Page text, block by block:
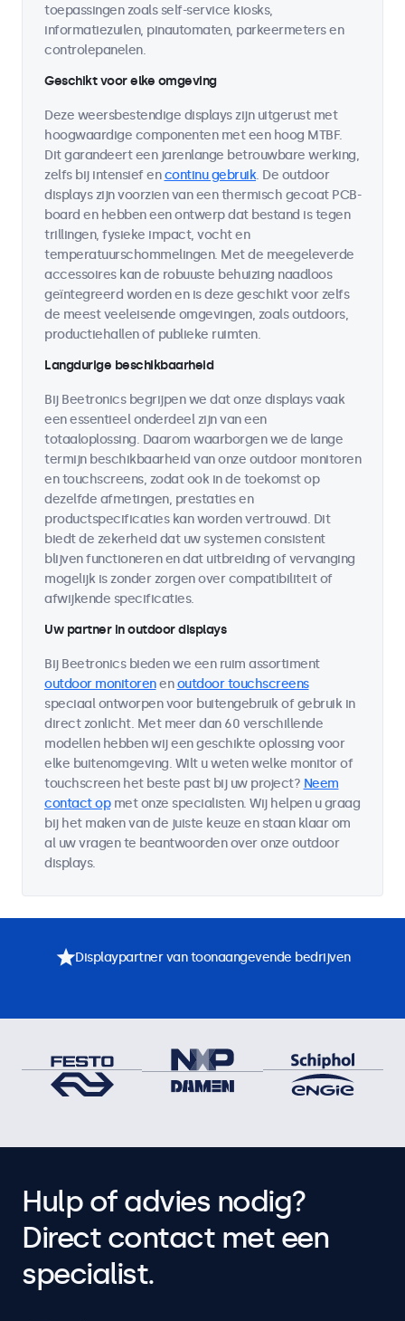
toepassingen zoals self-service kiosks,
informatiezuilen, pinautomaten, parkeermeters en
controlepanelen.
Geschikt voor elke omgeving
Deze weersbestendige displays zijn uitgerust met
hoogwaardige componenten met een hoog MTBF.
Dit garandeert een jarenlange betrouwbare werking,
zelfs bij intensief encontinu gebruik. De outdoor
displays zijn voorzien van een thermisch gecoat PCB-
board en hebben een ontwerp dat bestand is tegen
trillingen, fysieke impact, vocht en
temperatuurschommelingen. Met de meegeleverde
accessoires kan de robuuste behuizing naadloos
geïntegreerd worden en is deze geschikt voor zelfs
de meest veeleisende omgevingen, zoals outdoors,
productiehallen of publieke ruimten.
Langdurige beschikbaarheid
Bij Beetronics begrijpen we dat onze displays vaak
een essentieel onderdeel zijn van een
totaaloplossing. Daarom waarborgen we de lange
termijn beschikbaarheid van onze outdoor monitoren
en touchscreens, zodat ook in de toekomst op
dezelfde afmetingen, prestaties en
productspecificaties kan worden vertrouwd. Dit
biedt de zekerheid dat uw systemen consistent
blijven functioneren en dat uitbreiding of vervanging
mogelijk is zonder zorgen over compatibiliteit of
afwijkende specificaties.
Uw partner in outdoor displays
Bij Beetronics bieden we een ruim assortiment
outdoor monitorenenoutdoor touchscreens
speciaal ontworpen voor buitengebruik of gebruik in
direct zonlicht. Met meer dan 60 verschillende
modellen hebben wij een geschikte oplossing voor
elke buitenomgeving. Wilt u weten welke monitor of
touchscreen het beste past bij uw project? Neem
contact opmet onze specialisten. Wij helpen u graag
bij het maken van de juiste keuze en staan klaar om
al uw vragen te beantwoorden over onze outdoor
displays.
Displaypartner van toonaangevende bedrijven
Hulp of advies nodig?
Direct contact met een
specialist.